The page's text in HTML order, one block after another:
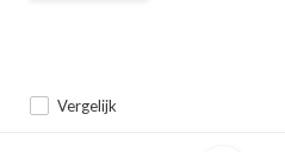
Vergelijk